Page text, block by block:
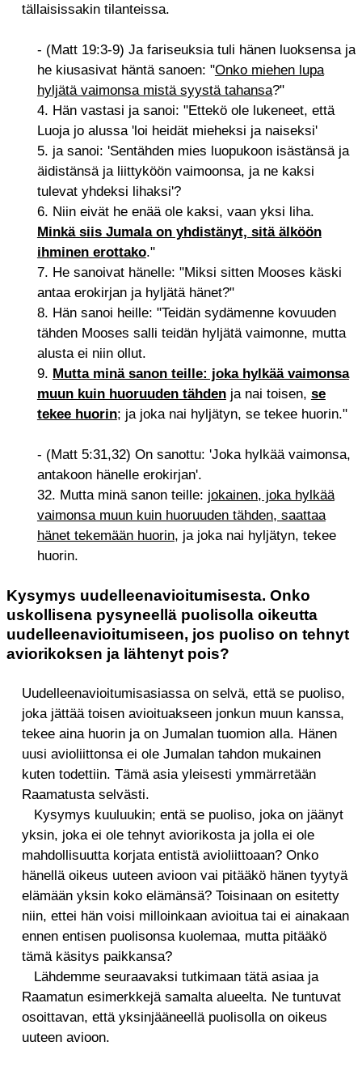
tällaisissakin tilanteissa.
- (Matt 19:3-9) Ja fariseuksia tuli hänen luoksensa ja
he kiusasivat häntä sanoen: "Onko miehen lupa
hyljätä vaimonsa mistä syystä tahansa?"
4. Hän vastasi ja sanoi: "Ettekö ole lukeneet, että
Luoja jo alussa 'loi heidät mieheksi ja naiseksi'
5. ja sanoi: 'Sentähden mies luopukoon isästänsä ja
äidistänsä ja liittyköön vaimoonsa, ja ne kaksi
tulevat yhdeksi lihaksi'?
6. Niin eivät he enää ole kaksi, vaan yksi liha.
Minkä siis Jumala on yhdistänyt, sitä älköön
ihminen erottako."
7. He sanoivat hänelle: "Miksi sitten Mooses käski
antaa erokirjan ja hyljätä hänet?"
8. Hän sanoi heille: "Teidän sydämenne kovuuden
tähden Mooses salli teidän hyljätä vaimonne, mutta
alusta ei niin ollut.
9. Mutta minä sanon teille: joka hylkää vaimonsa
muun kuin huoruuden tähdenja nai toisen, se
tekee huorin; ja joka nai hyljätyn, se tekee huorin."
- (Matt 5:31,32) On sanottu: 'Joka hylkää vaimonsa,
antakoon hänelle erokirjan'.
32. Mutta minä sanon teille: jokainen, joka hylkää
vaimonsa muun kuin huoruuden tähden, saattaa
hänet tekemään huorin, ja joka nai hyljätyn, tekee
huorin.
Kysymys uudelleenavioitumisesta. Onko
uskollisena pysyneellä puolisolla oikeutta
uudelleenavioitumiseen, jos puoliso on tehnyt
aviorikoksen ja lähtenyt pois?
Uudelleenavioitumisasiassa on selvä, että se puoliso,
joka jättää toisen avioituakseen jonkun muun kanssa,
tekee aina huorin ja on Jumalan tuomion alla. Hänen
uusi avioliittonsa ei ole Jumalan tahdon mukainen
kuten todettiin. Tämä asia yleisesti ymmärretään
Raamatusta selvästi.
Kysymys kuuluukin; entä se puoliso, joka on jäänyt
yksin, joka ei ole tehnyt aviorikosta ja jolla ei ole
mahdollisuutta korjata entistä avioliittoaan? Onko
hänellä oikeus uuteen avioon vai pitääkö hänen tyytyä
elämään yksin koko elämänsä? Toisinaan on esitetty
niin, ettei hän voisi milloinkaan avioitua tai ei ainakaan
ennen entisen puolisonsa kuolemaa, mutta pitääkö
tämä käsitys paikkansa?
Lähdemme seuraavaksi tutkimaan tätä asiaa ja
Raamatun esimerkkejä samalta alueelta. Ne tuntuvat
osoittavan, että yksinjääneellä puolisolla on oikeus
uuteen avioon.